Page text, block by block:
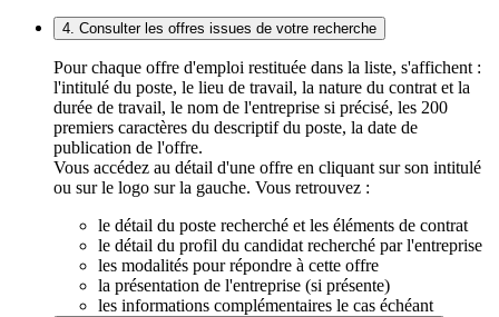
4. Consulter les offres issues de votre recherche
Pour chaque offre d'emploi restituée dans la liste, s'affichent :
l'intitulé du poste, le lieu de travail, la nature du contrat et la
durée de travail, le nom de l'entreprise si précisé, les 200
premiers caractères du descriptif du poste, la date de
publication de l'offre.
Vous accédez au détail d'une offre en cliquant sur son intitulé
ou sur le logo sur la gauche. Vous retrouvez :
le détail du poste recherché et les éléments de contrat
le détail du profil du candidat recherché par l'entreprise
les modalités pour répondre à cette offre
la présentation de l'entreprise (si présente)
les informations complémentaires le cas échéant